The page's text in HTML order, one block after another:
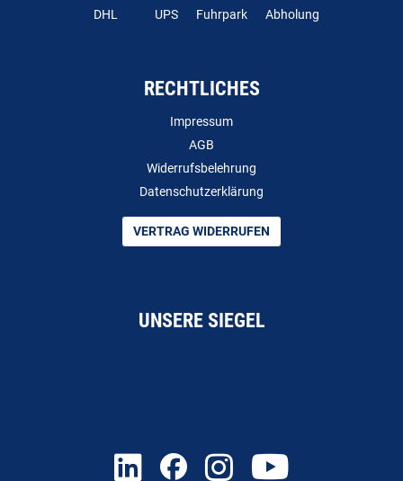
DHL UPS Fuhrpark Abholung
RECHTLICHES
Impressum
AGB
Widerrufsbelehrung
Datenschutzerklärung
VERTRAG WIDERRUFEN
UNSERE SIEGEL